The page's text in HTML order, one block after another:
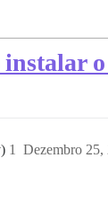
Dezembro 25,
1